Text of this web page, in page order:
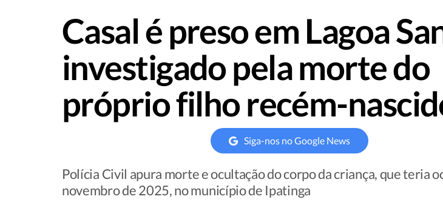
Casal é preso em Lagoa
investigado pela morte do
próprio filho recém-
Siga-nos no Google News
Polícia Civil apura morte e ocultação do corpo da criança, que teria
novembro de 2025, no município de Ipatinga